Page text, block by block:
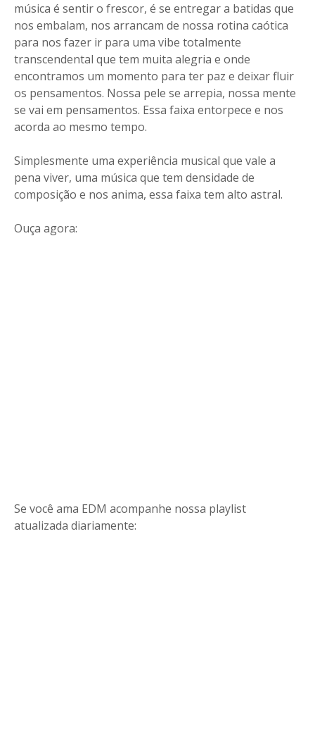
música é sentir o frescor, é se entregar a batidas que
nos embalam, nos arrancam de nossa rotina caótica
para nos fazer ir para uma vibe totalmente
transcendental que tem muita alegria e onde
encontramos um momento para ter paz e deixar fluir
os pensamentos. Nossa pele se arrepia, nossa mente
se vai em pensamentos. Essa faixa entorpece e nos
acorda ao mesmo tempo.
Simplesmente uma experiência musical que vale a
pena viver, uma música que tem densidade de
composição e nos anima, essa faixa tem alto astral.
Ouça agora:
Se você ama EDM acompanhe nossa playlist
atualizada diariamente: